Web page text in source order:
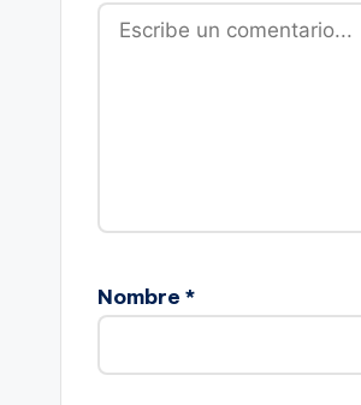
Nombre *